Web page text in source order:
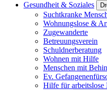
Gesundheit & Soziales
Suchtkranke
Wohnungslose &
Zugewanderte
Betreuungsverein
Schuldnerberatung
Wohnen mit Hilfe
Menschen mit
Ev.
Hilfe für arbeitslose